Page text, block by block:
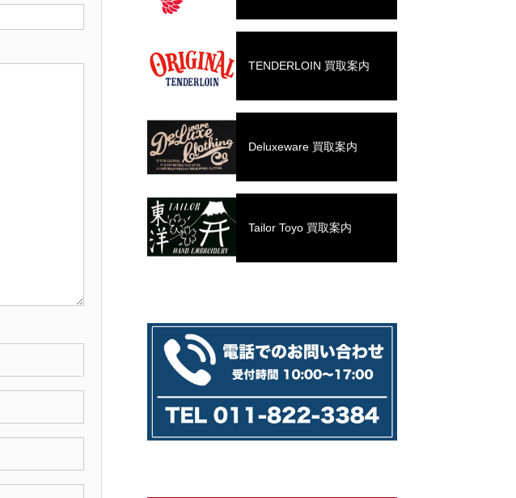
TENDERLOIN 買取案内
Deluxeware 買取案内
Tailor Toyo 買取案内